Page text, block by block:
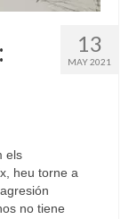
13
MAY 2021
els
heu torne a
no tiene